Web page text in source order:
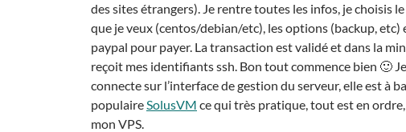
des sites étrangers). Je rentre toutes les infos, je choisis le
que je veux (centos/debian/etc), les options (backup, etc)
paypal pour payer. La transaction est validé et dans la
reçoit mes identifiants ssh. Bon tout commence bien 🙂
connecte sur l’interface de gestion du serveur, elle est à
populaireSolusVM ce qui très pratique, tout est en
mon VPS.